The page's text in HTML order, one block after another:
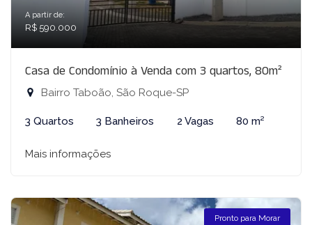
A partir de:
R$ 590.000
Casa de Condomínio à Venda com 3 quartos, 80m²
Bairro Taboão, São Roque-SP
3 Quartos 3 Banheiros 2 Vagas 80 m²
Mais informações
Pronto para Morar